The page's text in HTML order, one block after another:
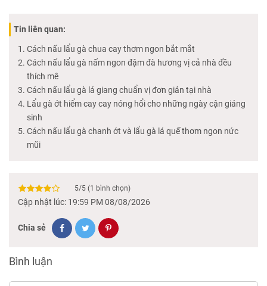
Tin liên quan:
Cách nấu lẩu gà chua cay thơm ngon bắt mắt
Cách nấu lẩu gà nấm ngon đậm đà hương vị cả nhà đều
thích mê
Cách nấu lẩu gà lá giang chuẩn vị đơn giản tại nhà
Lẩu gà ớt hiểm cay cay nóng hổi cho những ngày cận giáng
sinh
Cách nấu lẩu gà chanh ớt và lẩu gà lá quế thơm ngon nức
mũi
5/5 (1 bình chọn)
Cập nhật lúc: 19:59 PM 08/08/2026
Chia sẻ
Bình luận